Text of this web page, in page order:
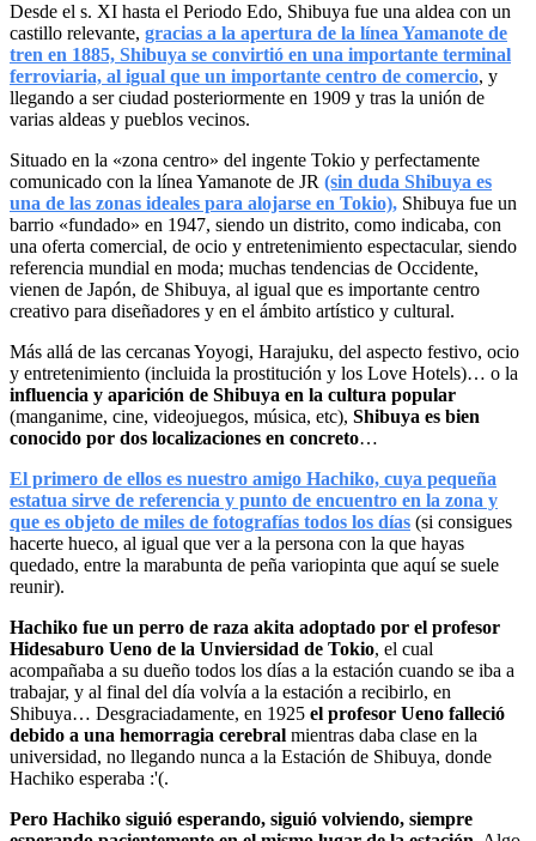
Desde el s. XI hasta el Periodo Edo, Shibuya fue una aldea con un
castillo relevante, gracias a la apertura de la línea Yamanote de
tren en 1885, Shibuya se convirtió en una importante terminal
ferroviaria, al igual que un importante centro de comercio, y
llegando a ser ciudad posteriormente en 1909 y tras la unión de
varias aldeas y pueblos vecinos.
Situado en la «zona centro» del ingente Tokio y perfectamente
comunicado con la línea Yamanote de JR (sin duda Shibuya es
una de las zonas ideales para alojarse en Tokio), Shibuya fue un
barrio «fundado» en 1947, siendo un distrito, como indicaba, con
una oferta comercial, de ocio y entretenimiento espectacular, siendo
referencia mundial en moda; muchas tendencias de Occidente,
vienen de Japón, de Shibuya, al igual que es importante centro
creativo para diseñadores y en el ámbito artístico y cultural.
Más allá de las cercanas Yoyogi, Harajuku, del aspecto festivo, ocio
y entretenimiento (incluida la prostitución y los Love Hotels)… o la
influencia y aparición de Shibuya en la cultura popular
(manganime, cine, videojuegos, música, etc), Shibuya es bien
conocido por dos localizaciones en concreto…
El primero de ellos es nuestro amigo Hachiko, cuya pequeña
estatua sirve de referencia y punto de encuentro en la zona y
que es objeto de miles de fotografías todos los días (si consigues
hacerte hueco, al igual que ver a la persona con la que hayas
quedado, entre la marabunta de peña variopinta que aquí se suele
reunir).
Hachiko fue un perro de raza akita adoptado por el profesor
Hidesaburo Ueno de la Unviersidad de Tokio, el cual
acompañaba a su dueño todos los días a la estación cuando se iba a
trabajar, y al final del día volvía a la estación a recibirlo, en
Shibuya… Desgraciadamente, en 1925 el profesor Ueno falleció
debido a una hemorragia cerebral mientras daba clase en la
universidad, no llegando nunca a la Estación de Shibuya, donde
Hachiko esperaba :'(.
Pero Hachiko siguió esperando, siguió volviendo, siempre